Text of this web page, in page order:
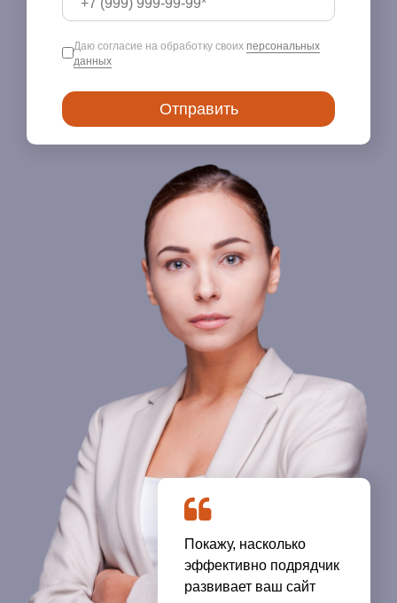
Даю согласие на обработку своих персональных
данных
Покажу, насколько
эффективно подрядчик
развивает ваш сайт